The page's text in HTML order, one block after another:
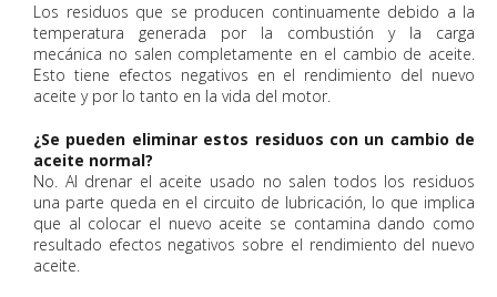
Los residuos que se producen continuamente debido a la
temperatura generada por la combustión y la carga
mecánica no salen completamente en el cambio de aceite.
Esto tiene efectos negativos en el rendimiento del nuevo
aceite y por lo tanto en la vida del motor.
¿Se pueden eliminar estos residuos con un cambio de
aceite normal?
No. Al drenar el aceite usado no salen todos los residuos
una parte queda en el circuito de lubricación, lo que implica
que al colocar el nuevo aceite se contamina dando como
resultado efectos negativos sobre el rendimiento del nuevo
aceite.